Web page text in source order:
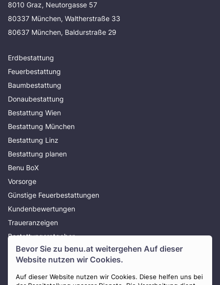
Bevor Sie zu benu.at weitergehen Auf dieser
Website nutzen wir Cookies.
Auf dieser Website nutzen wir Cookies. Diese helfen uns bei
8010 Graz, Neutorgasse 57
80337 München, Waltherstraße 33
80637 München, Baldurstraße 29
Erdbestattung
Feuerbestattung
Baumbestattung
Donaubestattung
Bestattung Wien
Bestattung München
Bestattung Linz
Bestattung planen
Benu BoX
Vorsorge
Günstige Feuerbestattungen
Kundenbewertungen
Traueranzeigen
Bestattungsratgeber
Über uns
Presse
AGB